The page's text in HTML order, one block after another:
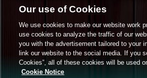
Our use of Cookies
We use cookies to make our website work
use cookies to analyze the traffic of our
you with the advertisement tailored to your
link our website to the social media. If you
Cookies”, all of these cookies will be used
Cookie Notice